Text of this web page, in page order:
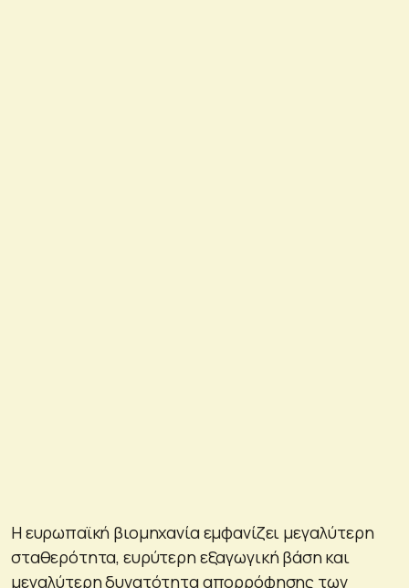
Η ευρωπαϊκή βιομηχανία εμφανίζει μεγαλύτερη
σταθερότητα, ευρύτερη εξαγωγική βάση και
μεγαλύτερη δυνατότητα απορρόφησης των